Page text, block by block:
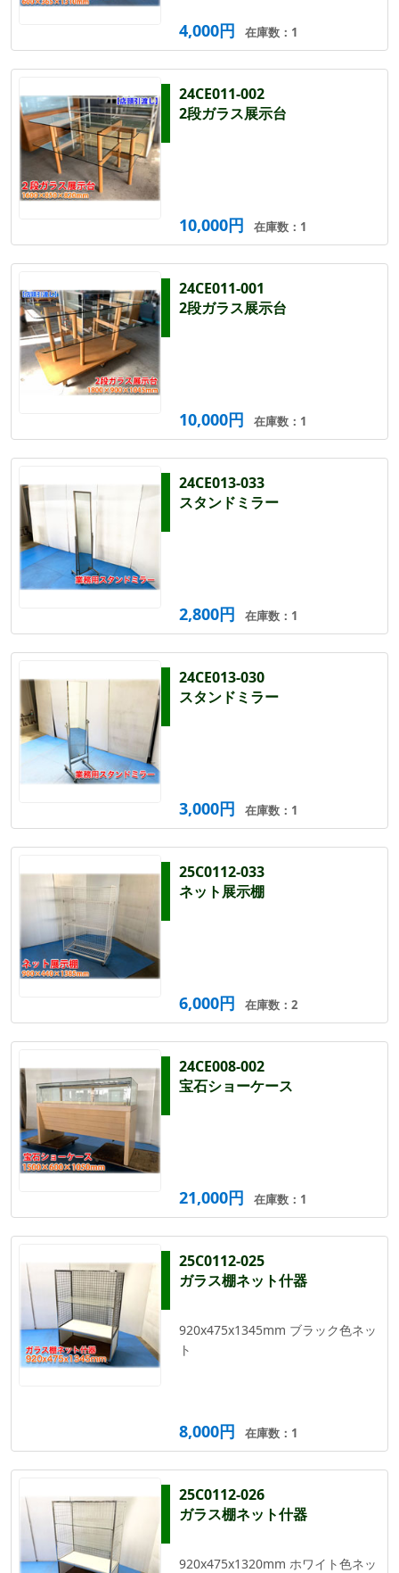
4,000円 在庫数：1
24CE011-002
2段ガラス展示台
10,000円 在庫数：1
24CE011-001
2段ガラス展示台
10,000円 在庫数：1
24CE013-033
スタンドミラー
2,800円 在庫数：1
24CE013-030
スタンドミラー
3,000円 在庫数：1
25C0112-033
ネット展示棚
6,000円 在庫数：2
24CE008-002
宝石ショーケース
21,000円 在庫数：1
25C0112-025
ガラス棚ネット什器
920x475x1345mm ブラック色ネッ
ト
8,000円 在庫数：1
25C0112-026
ガラス棚ネット什器
920x475x1320mm ホワイト色ネッ